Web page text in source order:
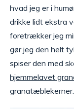
hvad jeg er i
drikke lidt ekstra
foretrækker jeg
gør jeg den helt
spiser den med
hjemmelavet
granatæblekerner.